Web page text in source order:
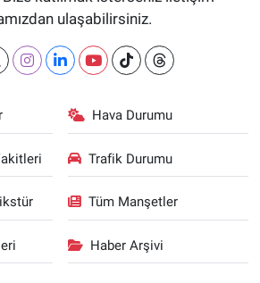
ulaşabilirsiniz.
Hava Durumu
Trafik Durumu
Tüm Manşetler
Haber Arşivi